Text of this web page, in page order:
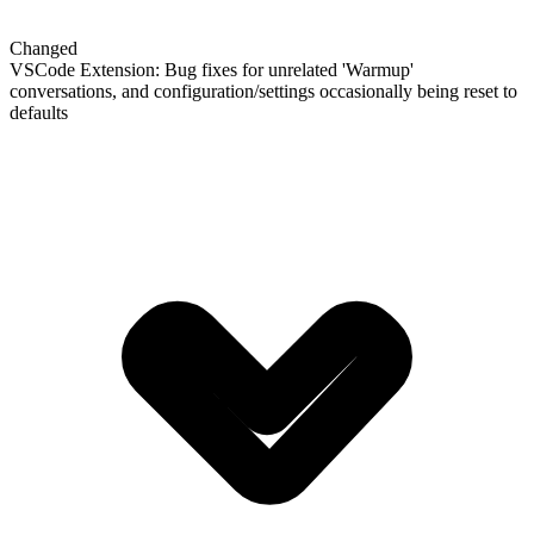
Changed
VSCode Extension: Bug fixes for unrelated 'Warmup'
conversations, and configuration/settings occasionally being reset to
defaults